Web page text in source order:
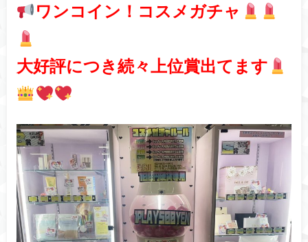
ワンコイン！コスメガチャ
大好評につき続々上位賞出てます